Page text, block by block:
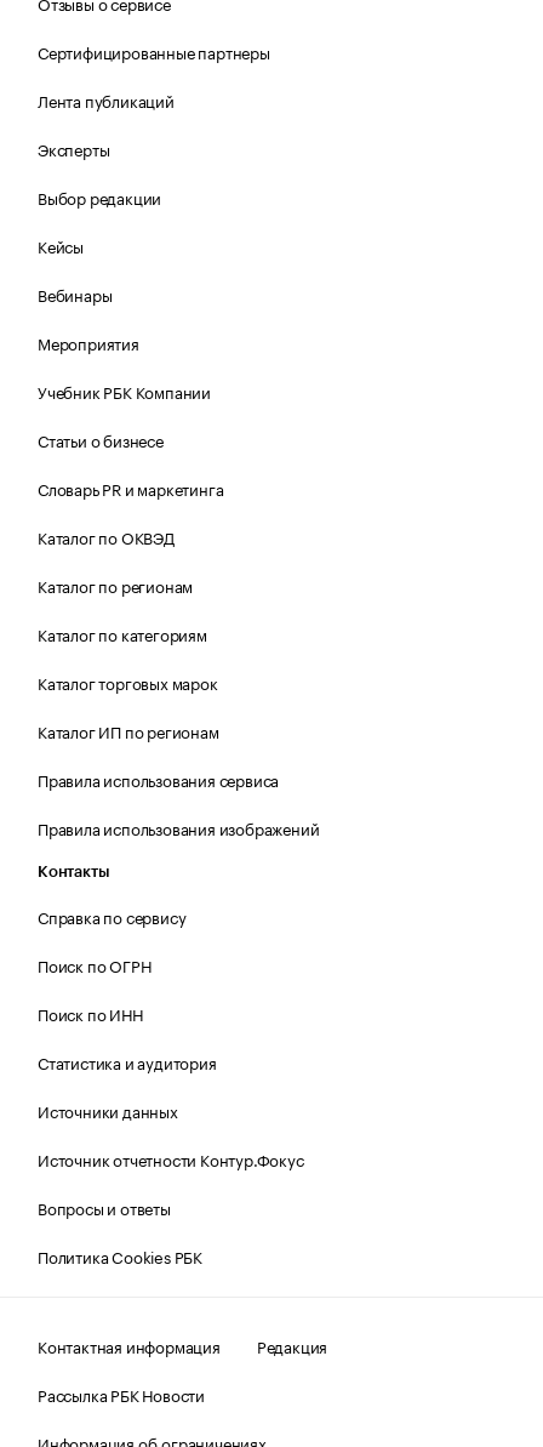
Сертифицированные партнеры
Лента публикаций
Эксперты
Выбор редакции
Кейсы
Вебинары
Мероприятия
Учебник РБК Компании
Статьи о бизнесе
Словарь PR и маркетинга
Каталог по ОКВЭД
Каталог по регионам
Каталог по категориям
Каталог торговых марок
Каталог ИП по регионам
Правила использования сервиса
Правила использования изображений
Контакты
Справка по сервису
Поиск по ОГРН
Поиск по ИНН
Статистика и аудитория
Источники данных
Источник отчетности Контур.Фокус
Вопросы и ответы
Политика Cookies РБК
Контактная информация
Редакция
Рассылка РБК Новости